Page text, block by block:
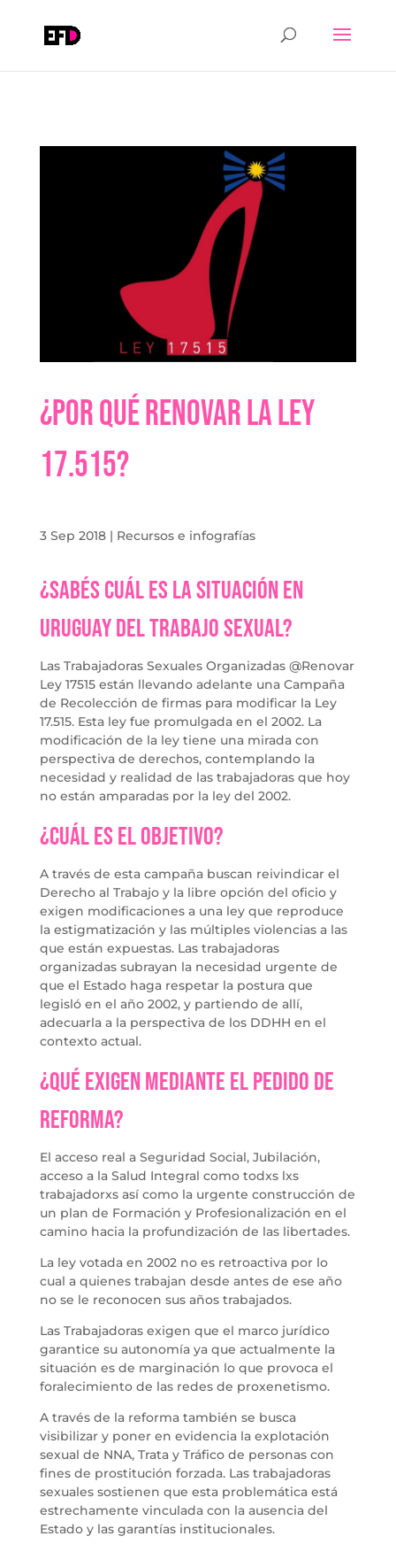
¿Por qué renovar la ley
17.515?
3 Sep 2018| Recursos e infografías
¿Sabés cuál es la situación en
Uruguay del Trabajo sexual?
Las Trabajadoras Sexuales Organizadas @Renovar
Ley 17515 están llevando adelante una Campaña
de Recolección de firmas para modificar la Ley
17.515. Esta ley fue promulgada en el 2002. La
modificación de la ley tiene una mirada con
perspectiva de derechos, contemplando la
necesidad y realidad de las trabajadoras que hoy
no están amparadas por la ley del 2002.
¿Cuál es el objetivo?
A través de esta campaña buscan reivindicar el
Derecho al Trabajo y la libre opción del oficio y
exigen modificaciones a una ley que reproduce
la estigmatización y las múltiples violencias a las
que están expuestas. Las trabajadoras
organizadas subrayan la necesidad urgente de
que el Estado haga respetar la postura que
legisló en el año 2002, y partiendo de allí,
adecuarla a la perspectiva de los DDHH en el
contexto actual.
¿Qué exigen mediante el pedido de
reforma?
El acceso real a Seguridad Social, Jubilación,
acceso a la Salud Integral como todxs lxs
trabajadorxs así como la urgente construcción de
un plan de Formación y Profesionalización en el
camino hacia la profundización de las libertades.
La ley votada en 2002 no es retroactiva por lo
cual a quienes trabajan desde antes de ese año
no se le reconocen sus años trabajados.
Las Trabajadoras exigen que el marco jurídico
garantice su autonomía ya que actualmente la
situación es de marginación lo que provoca el
foralecimiento de las redes de proxenetismo.
A través de la reforma también se busca
visibilizar y poner en evidencia la explotación
sexual de NNA, Trata y Tráfico de personas con
fines de prostitución forzada. Las trabajadoras
sexuales sostienen que esta problemática está
estrechamente vinculada con la ausencia del
Estado y las garantías institucionales.